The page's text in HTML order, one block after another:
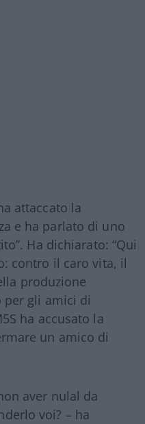
attaccato la
e ha parlato di uno
Ha dichiarato: “Qui
contro il caro vita, il
produzione
per gli amici di
ha accusato la
un amico di
aver nulal da
voi? – ha